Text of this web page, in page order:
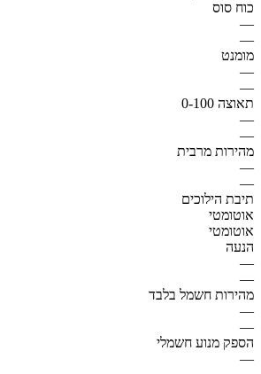
כוח סוס
—
—
מומנט
—
—
תאוצה 0-100
—
—
מהירות מרבית
—
—
תיבת הילוכים
אוטומטי
אוטומטי
הנעה
—
—
מהירות חשמל בלבד
—
—
הספק מנוע חשמלי
—